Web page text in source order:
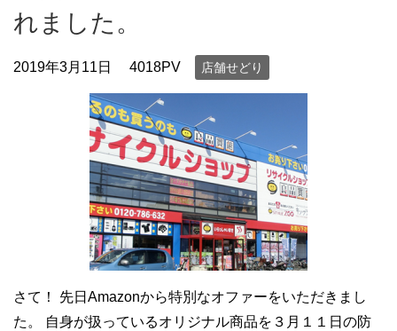
れました。
2019年3月11日 4018PV 店舗せどり
さて！ 先日Amazonから特別なオファーをいただきまし
た。 自身が扱っているオリジナル商品を３月１１日の防